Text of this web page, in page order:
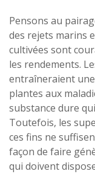
Pensons au
des rejets marins
cultivées sont
les rendements.
entraîneraient
plantes aux
substance dure
Toutefois, les
ces fins ne
façon de faire
qui doivent